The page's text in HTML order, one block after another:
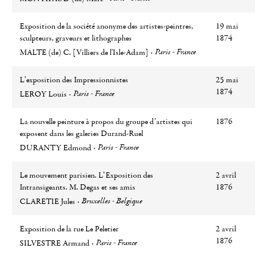
Exposition de la société anonyme des artistes-peintres,
sculpteurs, graveurs et lithographes
Auteur
MALTE (de) C. [Villiers de l'Isle-Adam]
Ville Paris - France
19 mai
1874
L’exposition des Impressionnistes
Auteur
LEROY Louis
Ville Paris - France
25 mai
1874
La nouvelle peinture à propos du groupe d’artistes qui
exposent dans les galeries Durand-Ruel
Auteur
DURANTY Edmond
Ville Paris - France
1876
Le mouvement parisien. L’Exposition des
Intransigeants. M. Degas et ses amis
Auteur
CLARETIE Jules
Ville Bruxelles - Belgique
2 avril
1876
Exposition de la rue Le Peletier
Auteur
SILVESTRE Armand
Ville Paris - France
2 avril
1876